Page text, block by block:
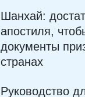
Шанхай:
апостиля,
документы
странах
Руководство